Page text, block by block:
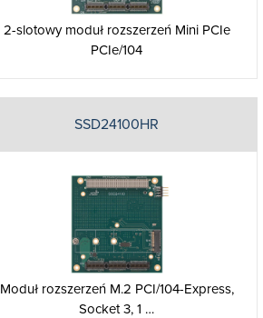
2-slotowy moduł rozszerzeń Mini PCIe
PCIe/104
SSD24100HR
Moduł rozszerzeń M.2 PCI/104-Express,
Socket 3, 1 …